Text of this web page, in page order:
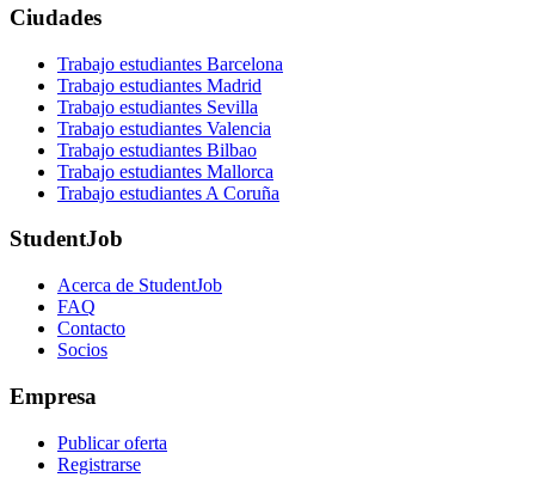
Ciudades
Trabajo estudiantes Barcelona
Trabajo estudiantes Madrid
Trabajo estudiantes Sevilla
Trabajo estudiantes Valencia
Trabajo estudiantes Bilbao
Trabajo estudiantes Mallorca
Trabajo estudiantes A Coruña
StudentJob
Acerca de StudentJob
FAQ
Contacto
Socios
Empresa
Publicar oferta
Registrarse